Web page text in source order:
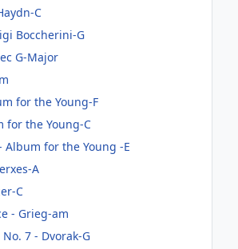
C
Boccherini-G
G-Major
for the Young-F
for the Young-C
Album for the Young -E
A
C
- Grieg-am
7 - Dvorak-G